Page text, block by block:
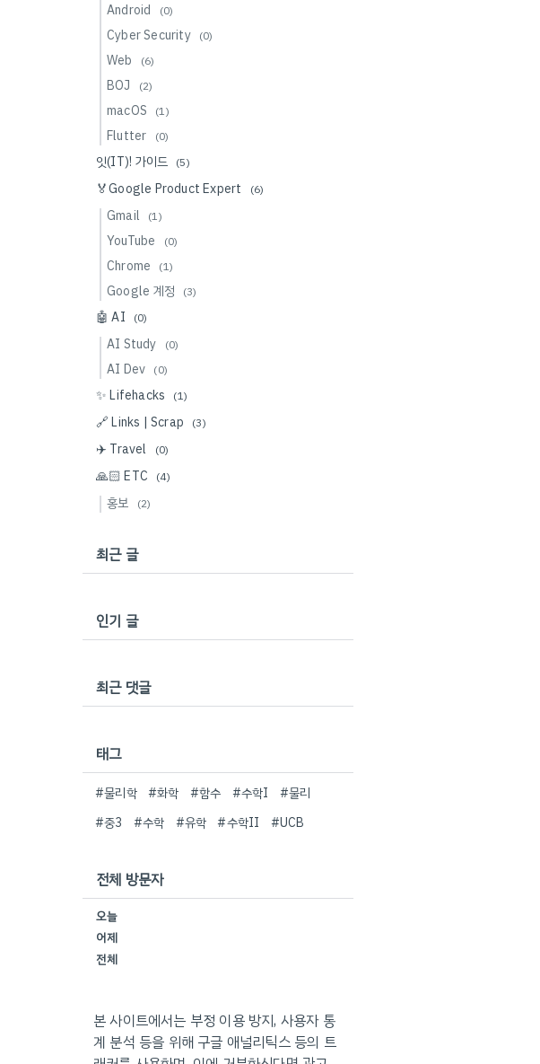
Android (0)
Cyber Security (0)
Web (6)
BOJ (2)
macOS (1)
Flutter (0)
잇(IT)! 가이드 (5)
🏅Google Product Expert (6)
Gmail (1)
YouTube (0)
Chrome (1)
Google 계정 (3)
🤖 AI (0)
AI Study (0)
AI Dev (0)
✨ Lifehacks (1)
🔗 Links | Scrap (3)
✈️ Travel (0)
🙏🏻 ETC (4)
홍보 (2)
최근 글
인기 글
최근 댓글
태그
#물리학 #화학 #함수 #수학I
#물리
#중3
#수학 #유학 #수학II #UCB
전체 방문자
오늘
어제
전체
본 사이트에서는 부정 이용 방지, 사용자 통
계 분석 등을 위해 구글 애널리틱스 등의 트